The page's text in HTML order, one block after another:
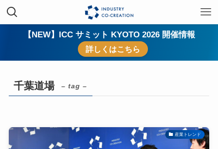
【NEW】ICC サミット KYOTO 2026 開催情報
詳しくはこちら
千葉道場 – tag –
産業トレンド